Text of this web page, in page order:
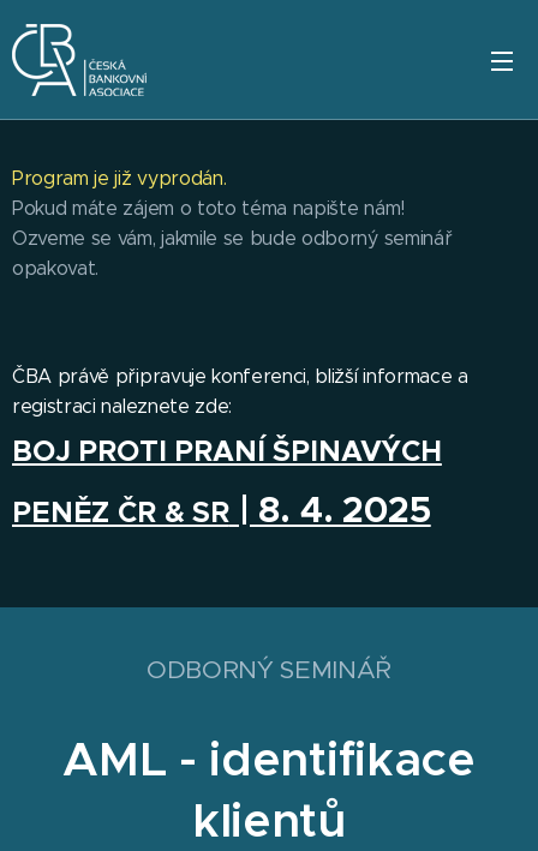
Program je již vyprodán.
Pokud máte zájem o toto téma napište nám!
Ozveme se vám, jakmile se bude odborný seminář
opakovat.
ČBA právě připravuje konferenci, bližší informace a
registraci naleznete zde:
BOJ PROTI PRANÍ ŠPINAVÝCH
PENĚZ ČR & SR| 8. 4. 2025
ODBORNÝ SEMINÁŘ
AML - identifikace
klientů